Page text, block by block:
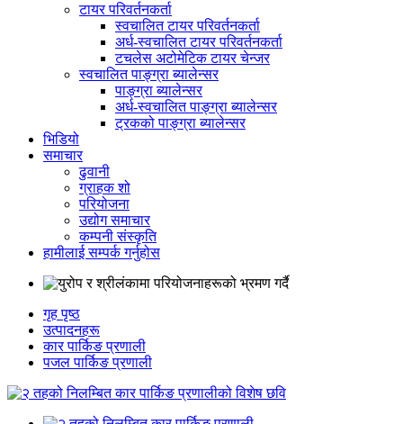
टायर परिवर्तनकर्ता
स्वचालित टायर परिवर्तनकर्ता
अर्ध-स्वचालित टायर परिवर्तनकर्ता
टचलेस अटोमेटिक टायर चेन्जर
स्वचालित पाङ्ग्रा ब्यालेन्सर
पाङ्ग्रा ब्यालेन्सर
अर्ध-स्वचालित पाङ्ग्रा ब्यालेन्सर
ट्रकको पाङ्ग्रा ब्यालेन्सर
भिडियो
समाचार
ढुवानी
ग्राहक शो
परियोजना
उद्योग समाचार
कम्पनी संस्कृति
हामीलाई सम्पर्क गर्नुहोस
गृह पृष्ठ
उत्पादनहरू
कार पार्किङ प्रणाली
पजल पार्किङ प्रणाली